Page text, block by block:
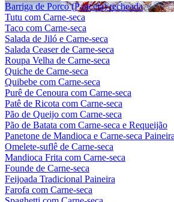
Barriga de Porco (Panceta) recheada
Tutu com Carne-seca
Taco com Carne-seca
Salada de Jiló e Carne-seca
Salada Ceaser de Carne-seca
Roupa Velha de Carne-seca
Quiche de Carne-seca
Quibebe com Carne-seca
Purê de Cenoura com Carne-seca
Patê de Ricota com Carne-seca
Pão de Queijo com Carne-seca
Pão de Batata com Carne-seca e Requeijão
Panetone de Mandioca e Carne-seca Paineira
Omelete-suflê de Carne-seca
Mandioca Frita com Carne-seca
Founde de Carne-seca
Feijoada Tradicional Paineira
Farofa com Carne-seca